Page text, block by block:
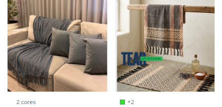
2 cores +2